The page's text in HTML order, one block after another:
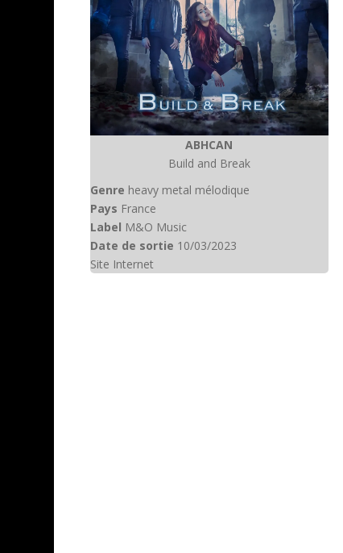
ABHCAN
Build and Break
Genre heavy metal mélodique
Pays France
Label M&O Music
Date de sortie 10/03/2023
Site Internet